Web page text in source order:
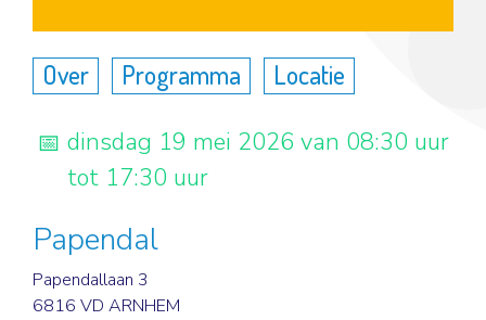
Over Programma Locatie
dinsdag 19 mei 2026 van 08:30 uur
tot 17:30 uur
Papendal
Papendallaan 3
6816 VD ARNHEM